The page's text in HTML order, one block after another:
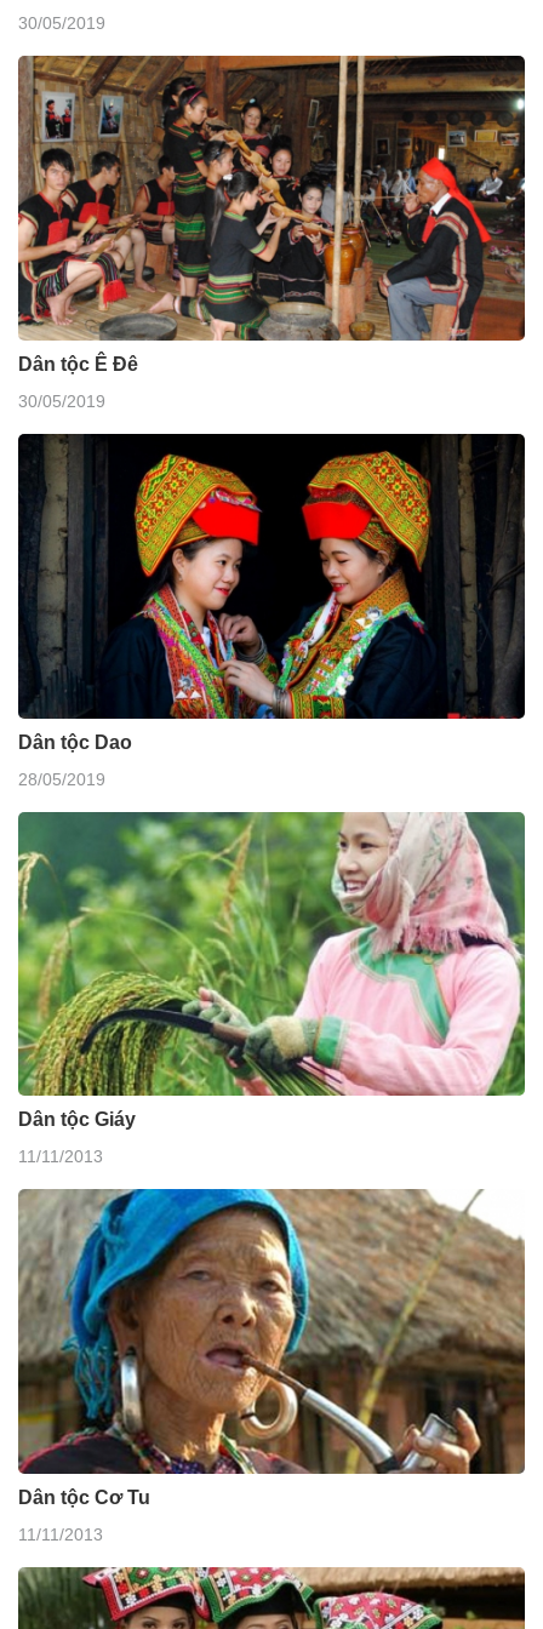
30/05/2019
Dân tộc Ê Đê
30/05/2019
Dân tộc Dao
28/05/2019
Dân tộc Giáy
11/11/2013
Dân tộc Cơ Tu
11/11/2013